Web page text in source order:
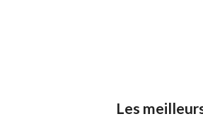
Les